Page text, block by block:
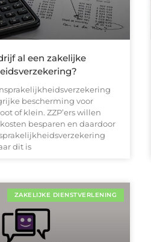
al een zakelijke
bescherming voor
of klein. ZZP’ers willen
besparen en daardoor
dit is
ZAKELIJKE DIENSTVERLENING